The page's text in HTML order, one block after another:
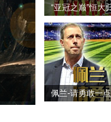
“亚冠之巅”恒大
佩兰-请勇敢一点